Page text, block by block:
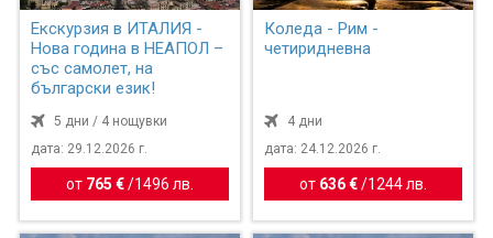
Екскурзия в ИТАЛИЯ -
Нова година в НЕАПОЛ –
със самолет, на
български език!
5 дни / 4 нощувки
дата: 29.12.2026 г.
от 765 € / 1496 лв.
Коледа - Рим -
четиридневна
4 дни
дата: 24.12.2026 г.
от 636 €/ 1244 лв.